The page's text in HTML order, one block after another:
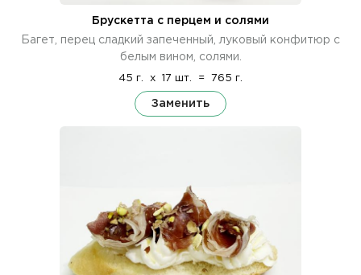
Брускетта с перцем и солями
Багет, перец сладкий запеченный, луковый конфитюр с
белым вином, солями.
45 г. x 17 шт. = 765 г.
Заменить